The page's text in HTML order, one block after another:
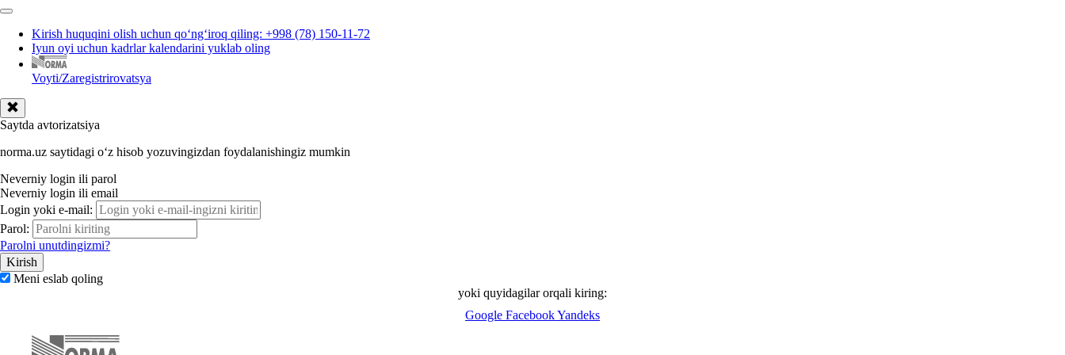
Kirish huquqini olish uchun qoʻngʻiroq qiling: +998 (78) 150-11-72
Iyun oyi uchun kadrlar kalendarini yuklab oling
Voyti/Zaregistrirovatsya
Saytda avtorizatsiya
norma.uz saytidagi oʻz hisob yozuvingizdan foydalanishingiz mumkin
Neverniy login ili parol
Neverniy login ili email
Login yoki e-mail:
Parol:
Parolni unutdingizmi?
Meni eslab qoling
yoki quyidagilar orqali kiring:
Google FacebookYandeks